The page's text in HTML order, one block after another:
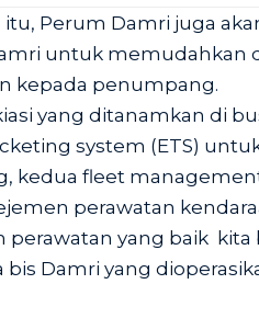
itu, Perum Damri juga
untuk memudahkan
kepada penumpang.
yang ditanamkan di
system (ETS)
kedua fleet
perawatan
perawatan yang baik
bis Damri yang